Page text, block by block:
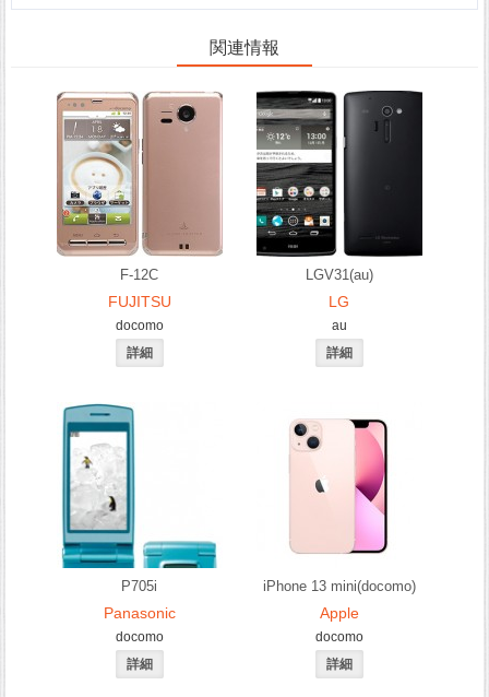
関連情報
F-12C
FUJITSU
docomo
LGV31(au)
LG
au
P705i
Panasonic
docomo
iPhone 13 mini(docomo)
Apple
docomo